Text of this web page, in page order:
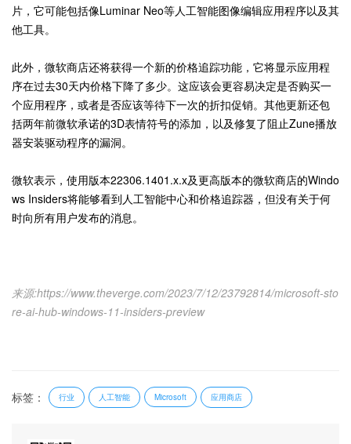
片，它可能包括像Luminar Neo等人工智能图像编辑应用程序以及其
他工具。
此外，微软商店还将获得一个新的价格追踪功能，它将显示应用程
序在过去30天内价格下降了多少。这应该会更容易决定是否购买一
个应用程序，或者是否应该等待下一次的折扣促销。其他更新还包
括两年前微软承诺的3D表情符号的添加，以及修复了阻止Zune播放
器安装驱动程序的漏洞。
微软表示，使用版本22306.1401.x.x及更高版本的微软商店的Windo
ws Insiders将能够看到人工智能中心和价格追踪器，但没有关于何
时向所有用户发布的消息。
来源:https://www.theverge.com/2023/7/12/23792814/microsoft-sto
re-ai-hub-windows-11-insiders-preview
标签： 行业 人工智能 Microsoft 应用商店